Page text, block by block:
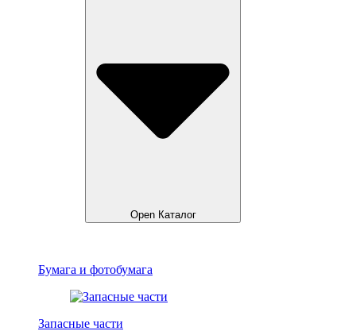
Open Каталог
Бумага и фотобумага
Запасные части